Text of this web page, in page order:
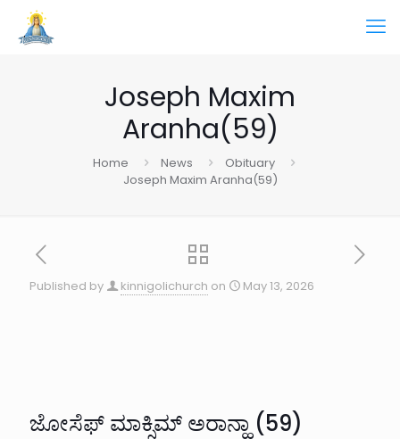
Joseph Maxim
Aranha(59)
Home News
Obituary
Joseph Maxim Aranha(59)
Published by kinnigolichurch on May 13, 2026
ಜೋಸೆಫ್ ಮಾಕ್ಸಿಮ್ ಅರಾನ್ಹಾ (59)